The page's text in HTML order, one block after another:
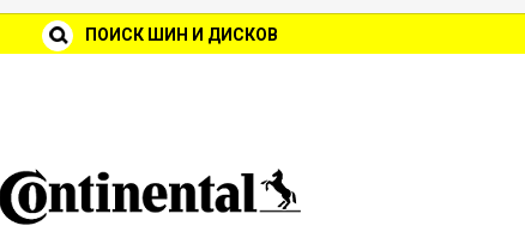
ПОИСК ШИН И ДИСКОВ